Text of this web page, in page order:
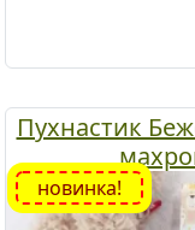
Пухнастик
новинка!